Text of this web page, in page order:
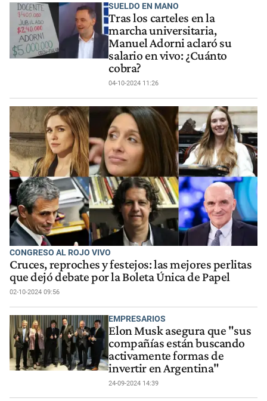
SUELDO EN MANO
Tras los carteles en la
marcha universitaria,
Manuel Adorni aclaró su
salario en vivo: ¿Cuánto
cobra?
04-10-2024 11:26
CONGRESO AL ROJO VIVO
Cruces, reproches y festejos: las mejores perlitas
que dejó debate por la Boleta Única de Papel
02-10-2024 09:56
EMPRESARIOS
Elon Musk asegura que "sus
compañías están buscando
activamente formas de
invertir en Argentina"
24-09-2024 14:39